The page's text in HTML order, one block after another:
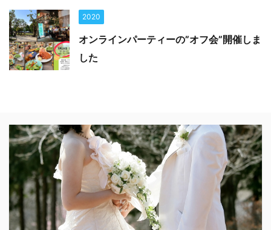
2020
オンラインパーティーの”オフ会”開催しま
した